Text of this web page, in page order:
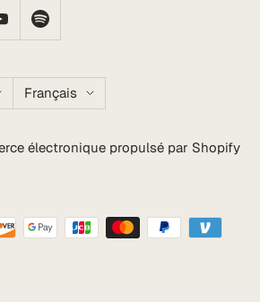
Langue
Français
électronique propulsé par Shopify